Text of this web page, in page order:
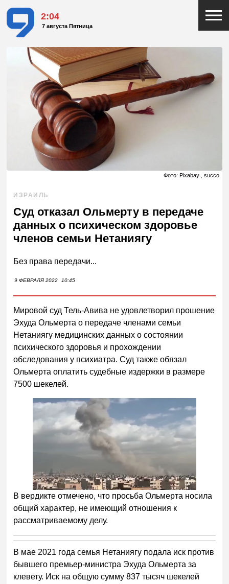
2:04
7 августа Пятница
Фото: Pixabay , succo
ИЗРАИЛЬ
Суд отказал Ольмерту в передаче
данных о психическом здоровье
членов семьи Нетаниягу
Без права передачи...
9 ФЕВРАЛЯ 2022 10:45
Мировой суд Тель-Авива не удовлетворил прошение
Эхуда Ольмерта о передаче членами семьи
Нетаниягу медицинских данных о состоянии
психического здоровья и прохождении
обследования у психиатра. Суд также обязал
Ольмерта оплатить судебные издержки в размере
7500 шекелей.
В вердикте отмечено, что просьба Ольмерта носила
общий характер, не имеющий отношения к
рассматриваемому делу.
В мае 2021 года семья Нетаниягу подала иск против
бывшего премьер-министра Эхуда Ольмерта за
клевету. Иск на общую сумму 837 тысяч шекелей